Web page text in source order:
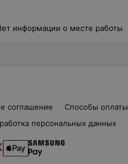
информации о месте работы
соглашение Способы оплаты
персональных данных